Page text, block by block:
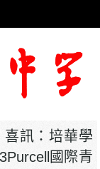
喜訊：培華學
國際青